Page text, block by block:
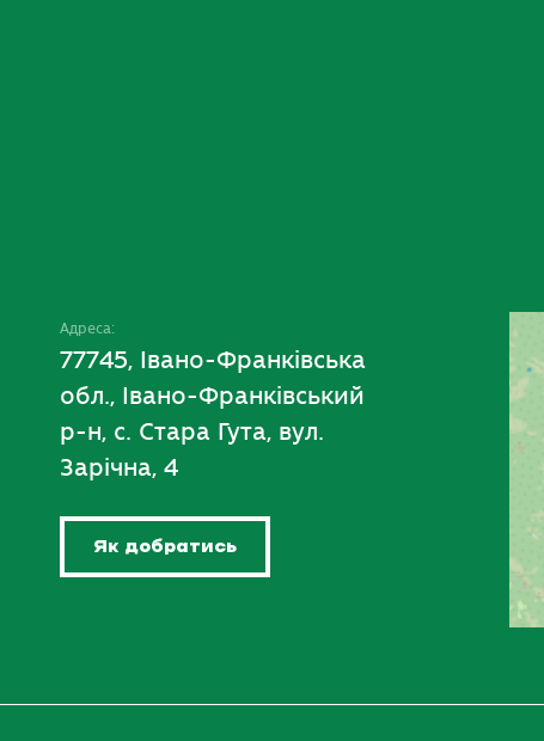
Адреса:
77745, Івано-Франківська
обл., Івано-Франківський
р-н, с. Стара Гута, вул.
Зарічна, 4
Як добратись